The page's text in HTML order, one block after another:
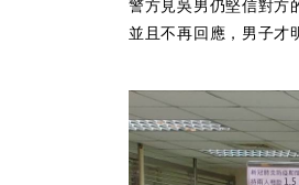
警方見吳男仍堅信對方
並且不再回應，男子才